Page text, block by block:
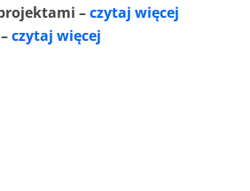
–czytaj więcej
czytaj więcej